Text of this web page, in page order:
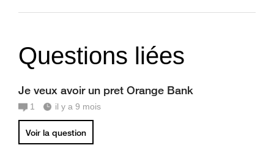
Questions liées
Je veux avoir un pret Orange Bank
1 il y a 9 mois
Voir la question